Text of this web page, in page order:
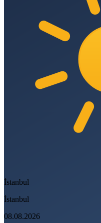
İstanbul
İstanbul
08.08.2026